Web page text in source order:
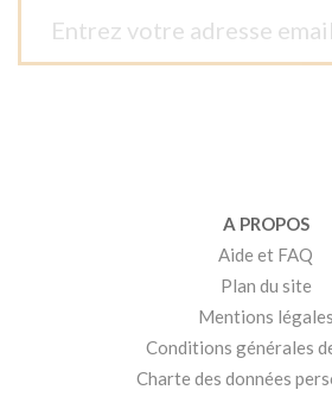
A PROPOS
Aide et FAQ
Plan du site
Mentions légales
Conditions générales
Charte des données